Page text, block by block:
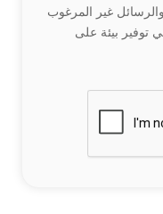
غير المرغوب
توفير بيئة على